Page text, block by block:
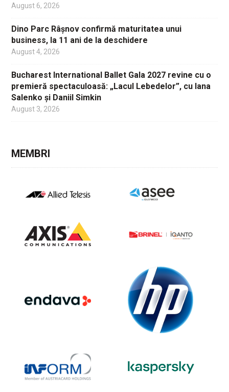
August 6, 2026
Dino Parc Râșnov confirmă maturitatea unui
business, la 11 ani de la deschidere
August 4, 2026
Bucharest International Ballet Gala 2027 revine cu o
premieră spectaculoasă: „Lacul Lebedelor”, cu Iana
Salenko și Daniil Simkin
August 3, 2026
MEMBRI